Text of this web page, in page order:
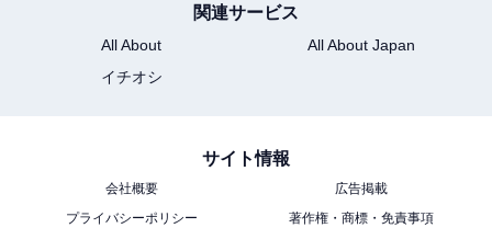
【3万1840円】Chromebook Acer 14型 ノートパ
ソコン CB314 Celeron
関連サービス
All About
All About Japan
イチオシ
サイト情報
会社概要
広告掲載
プライバシーポリシー
著作権・商標・免責事項